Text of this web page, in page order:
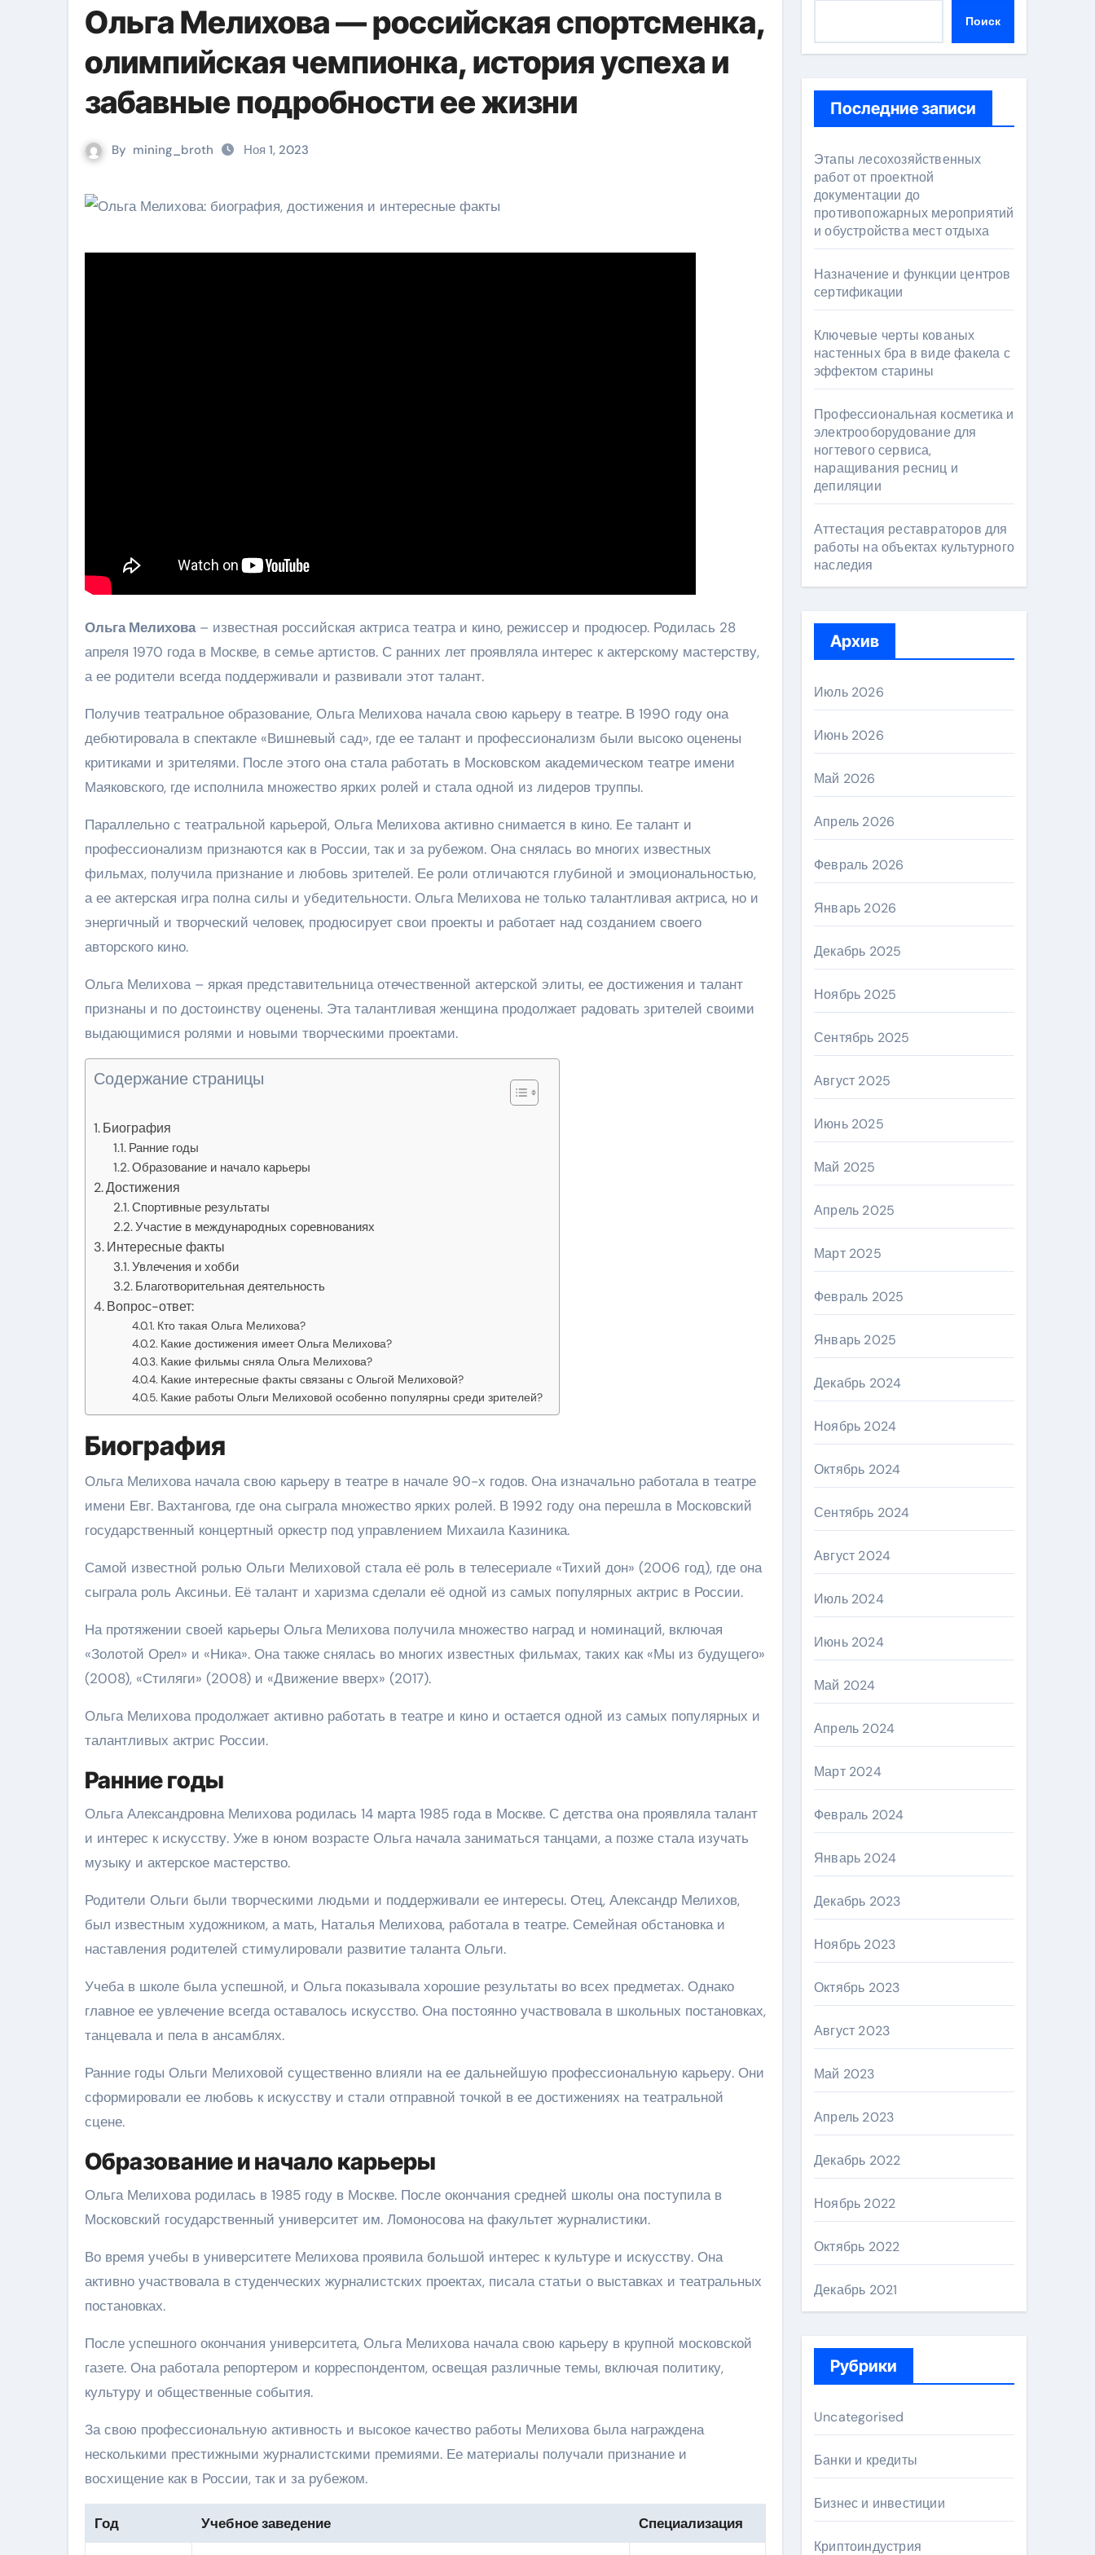
Ольга Мелихова — российская спортсменка,
олимпийская чемпионка, история успеха и
забавные подробности ее жизни
By mining_broth Ноя 1, 2023
Ольга Мелихова– известная российская актриса театра и кино, режиссер и продюсер. Родилась 28
апреля 1970 года в Москве, в семье артистов. С ранних лет проявляла интерес к актерскому мастерству,
а ее родители всегда поддерживали и развивали этот талант.
Получив театральное образование, Ольга Мелихова начала свою карьеру в театре. В 1990 году она
дебютировала в спектакле «Вишневый сад», где ее талант и профессионализм были высоко оценены
критиками и зрителями. После этого она стала работать в Московском академическом театре имени
Маяковского, где исполнила множество ярких ролей и стала одной из лидеров труппы.
Параллельно с театральной карьерой, Ольга Мелихова активно снимается в кино. Ее талант и
профессионализм признаются как в России, так и за рубежом. Она снялась во многих известных
фильмах, получила признание и любовь зрителей. Ее роли отличаются глубиной и эмоциональностью,
а ее актерская игра полна силы и убедительности. Ольга Мелихова не только талантливая актриса, но и
энергичный и творческий человек, продюсирует свои проекты и работает над созданием своего
авторского кино.
Ольга Мелихова – яркая представительница отечественной актерской элиты, ее достижения и талант
признаны и по достоинству оценены. Эта талантливая женщина продолжает радовать зрителей своими
выдающимися ролями и новыми творческими проектами.
Содержание страницы
Биография
Ранние годы
Образование и начало карьеры
Достижения
Спортивные результаты
Участие в международных соревнованиях
Интересные факты
Увлечения и хобби
Благотворительная деятельность
Вопрос-ответ:
Кто такая Ольга Мелихова?
Какие достижения имеет Ольга Мелихова?
Какие фильмы сняла Ольга Мелихова?
Какие интересные факты связаны с Ольгой Мелиховой?
Какие работы Ольги Мелиховой особенно популярны среди зрителей?
Биография
Ольга Мелихова начала свою карьеру в театре в начале 90-х годов. Она изначально работала в театре
имени Евг. Вахтангова, где она сыграла множество ярких ролей. В 1992 году она перешла в Московский
государственный концертный оркестр под управлением Михаила Казиника.
Самой известной ролью Ольги Мелиховой стала её роль в телесериале «Тихий дон» (2006 год), где она
сыграла роль Аксиньи. Её талант и харизма сделали её одной из самых популярных актрис в России.
На протяжении своей карьеры Ольга Мелихова получила множество наград и номинаций, включая
«Золотой Орел» и «Ника». Она также снялась во многих известных фильмах, таких как «Мы из будущего»
(2008), «Стиляги» (2008) и «Движение вверх» (2017).
Ольга Мелихова продолжает активно работать в театре и кино и остается одной из самых популярных и
талантливых актрис России.
Ранние годы
Ольга Александровна Мелихова родилась 14 марта 1985 года в Москве. С детства она проявляла талант
и интерес к искусству. Уже в юном возрасте Ольга начала заниматься танцами, а позже стала изучать
музыку и актерское мастерство.
Родители Ольги были творческими людьми и поддерживали ее интересы. Отец, Александр Мелихов,
был известным художником, а мать, Наталья Мелихова, работала в театре. Семейная обстановка и
наставления родителей стимулировали развитие таланта Ольги.
Учеба в школе была успешной, и Ольга показывала хорошие результаты во всех предметах. Однако
главное ее увлечение всегда оставалось искусство. Она постоянно участвовала в школьных постановках,
танцевала и пела в ансамблях.
Ранние годы Ольги Мелиховой существенно влияли на ее дальнейшую профессиональную карьеру. Они
сформировали ее любовь к искусству и стали отправной точкой в ее достижениях на театральной
сцене.
Образование и начало карьеры
Ольга Мелихова родилась в 1985 году в Москве. После окончания средней школы она поступила в
Московский государственный университет им. Ломоносова на факультет журналистики.
Во время учебы в университете Мелихова проявила большой интерес к культуре и искусству. Она
активно участвовала в студенческих журналистских проектах, писала статьи о выставках и театральных
постановках.
После успешного окончания университета, Ольга Мелихова начала свою карьеру в крупной московской
газете. Она работала репортером и корреспондентом, освещая различные темы, включая политику,
культуру и общественные события.
За свою профессиональную активность и высокое качество работы Мелихова была награждена
несколькими престижными журналистскими премиями. Ее материалы получали признание и
восхищение как в России, так и за рубежом.
Год Учебное заведение Специализация
Поиск
Последние записи
Этапы лесохозяйственных
работ от проектной
документации до
противопожарных мероприятий
и обустройства мест отдыха
Назначение и функции центров
сертификации
Ключевые черты кованых
настенных бра в виде факела с
эффектом старины
Профессиональная косметика и
электрооборудование для
ногтевого сервиса,
наращивания ресниц и
депиляции
Аттестация реставраторов для
работы на объектах культурного
наследия
Архив
Июль 2026
Июнь 2026
Май 2026
Апрель 2026
Февраль 2026
Январь 2026
Декабрь 2025
Ноябрь 2025
Сентябрь 2025
Август 2025
Июнь 2025
Май 2025
Апрель 2025
Март 2025
Февраль 2025
Январь 2025
Декабрь 2024
Ноябрь 2024
Октябрь 2024
Сентябрь 2024
Август 2024
Июль 2024
Июнь 2024
Май 2024
Апрель 2024
Март 2024
Февраль 2024
Январь 2024
Декабрь 2023
Ноябрь 2023
Октябрь 2023
Август 2023
Май 2023
Апрель 2023
Декабрь 2022
Ноябрь 2022
Октябрь 2022
Декабрь 2021
Рубрики
Uncategorised
Банки и кредиты
Бизнес и инвестиции
Криптоиндустрия